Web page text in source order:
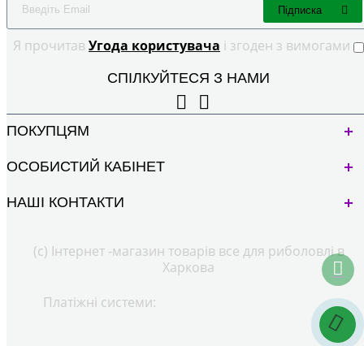
Я прочитав Угода користувача і згоден з вимогами
Підписка
СПІЛКУЙТЕСЯ З НАМИ
ПОКУПЦЯМ
ОСОБИСТИЙ КАБІНЕТ
НАШІ КОНТАКТИ
(с) Інтернет -магазин товарів все для риболовлі в
Харкова
Платіжні системи: